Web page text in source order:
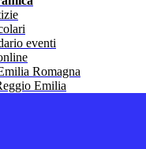
eventi
Romagna
Emilia